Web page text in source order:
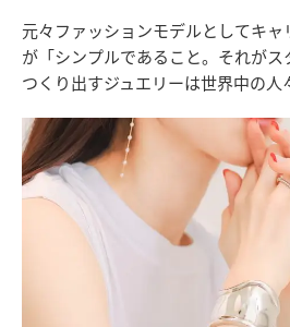
元々ファッションモデルとしてキ
が「シンプルであること。それが
つくり出すジュエリーは世界中の人